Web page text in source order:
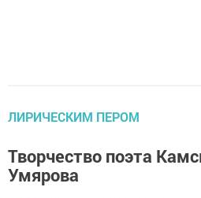
ЛИРИЧЕСКИМ ПЕРОМ
Творчество поэта
Умярова